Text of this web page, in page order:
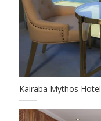
Kairaba Mythos